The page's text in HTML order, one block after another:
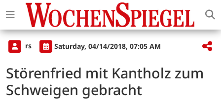
rs Saturday, 04/14/2018, 07:05 AM
Störenfried mit Kantholz zum
Schweigen gebracht